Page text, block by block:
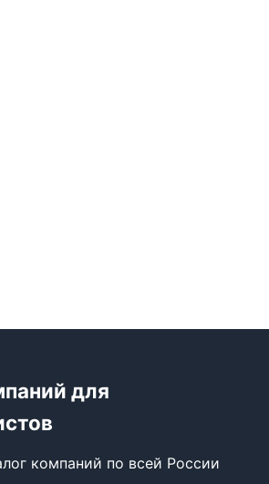
для
компаний по всей России